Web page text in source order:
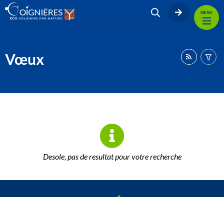
MENU
Vœux
Desole, pas de resultat pour votre recherche